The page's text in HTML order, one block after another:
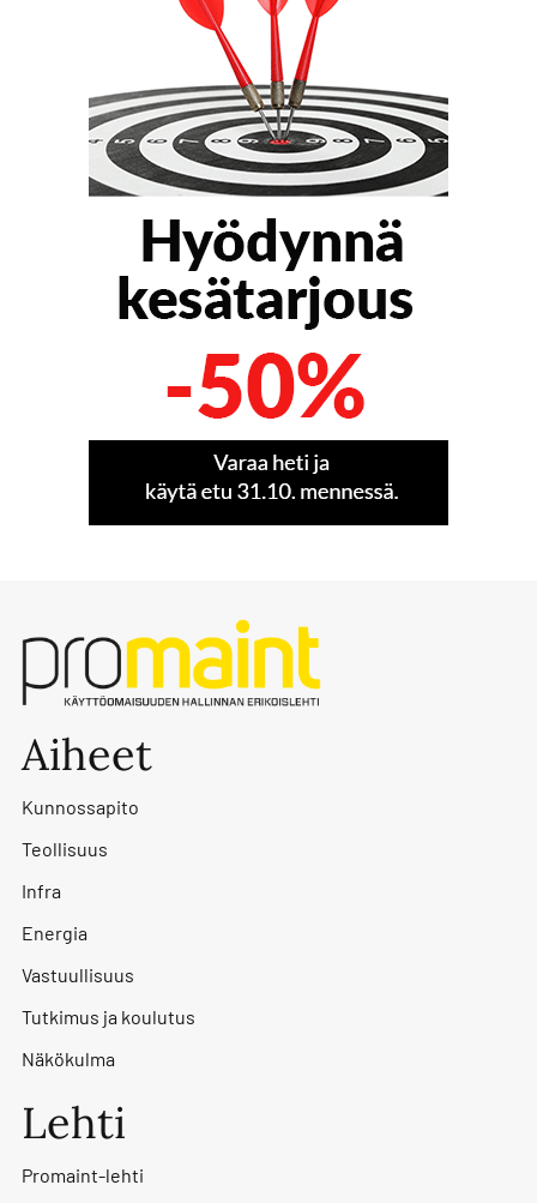
Aiheet
Kunnossapito
Teollisuus
Infra
Energia
Vastuullisuus
Tutkimus ja koulutus
Näkökulma
Lehti
Promaint-lehti